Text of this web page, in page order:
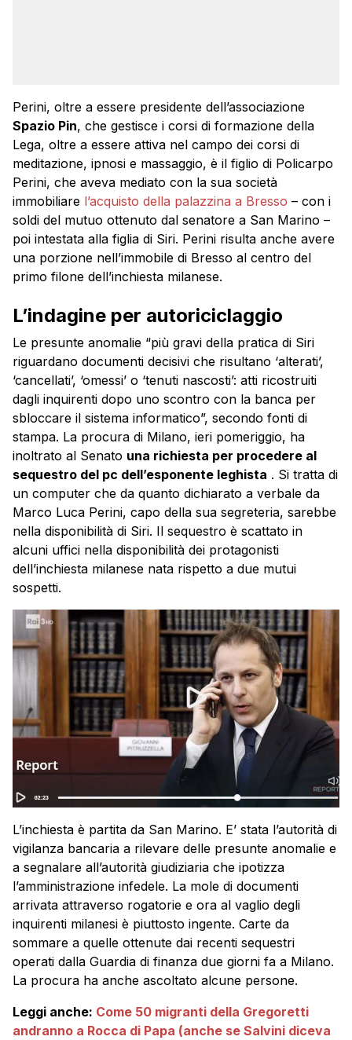
Perini, oltre a essere presidente dell’associazione
Spazio Pin, che gestisce i corsi di formazione della
Lega, oltre a essere attiva nel campo dei corsi di
meditazione, ipnosi e massaggio, è il figlio di Policarpo
Perini, che aveva mediato con la sua società
immobiliare l’acquisto della palazzina a Bresso – con i
soldi del mutuo ottenuto dal senatore a San Marino –
poi intestata alla figlia di Siri. Perini risulta anche avere
una porzione nell’immobile di Bresso al centro del
primo filone dell’inchiesta milanese.
L’indagine per autoriciclaggio
Le presunte anomalie “più gravi della pratica di Siri
riguardano documenti decisivi che risultano ‘alterati’,
‘cancellati’, ‘omessi’ o ‘tenuti nascosti’: atti ricostruiti
dagli inquirenti dopo uno scontro con la banca per
sbloccare il sistema informatico”, secondo fonti di
stampa. La procura di Milano, ieri pomeriggio, ha
inoltrato al Senato una richiesta per procedere al
sequestro del pc dell’esponente leghista . Si tratta di
un computer che da quanto dichiarato a verbale da
Marco Luca Perini, capo della sua segreteria, sarebbe
nella disponibilità di Siri. Il sequestro è scattato in
alcuni uffici nella disponibilità dei protagonisti
dell’inchiesta milanese nata rispetto a due mutui
sospetti.
L’inchiesta è partita da San Marino. E’ stata l’autorità di
vigilanza bancaria a rilevare delle presunte anomalie e
a segnalare all’autorità giudiziaria che ipotizza
l’amministrazione infedele. La mole di documenti
arrivata attraverso rogatorie e ora al vaglio degli
inquirenti milanesi è piuttosto ingente. Carte da
sommare a quelle ottenute dai recenti sequestri
operati dalla Guardia di finanza due giorni fa a Milano.
La procura ha anche ascoltato alcune persone.
Leggi anche: Come 50 migranti della Gregoretti
andranno a Rocca di Papa (anche se Salvini diceva